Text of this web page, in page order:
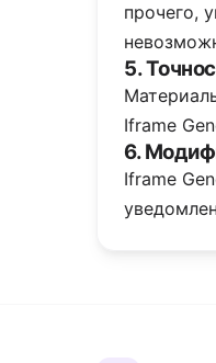
прочего,
5.
Iframe
6.
Iframe